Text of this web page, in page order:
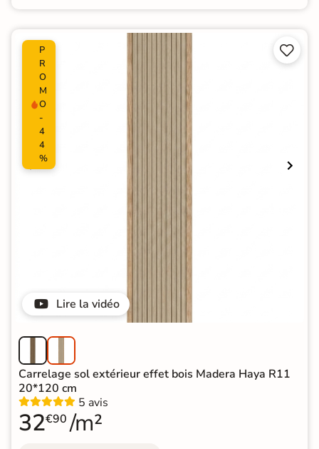
Lire la vidéo
P
R
O
M
O
-
4
4
%


Carrelage sol extérieur effet bois Madera Haya R11
20*120 cm
5 avis
32€90 /m²